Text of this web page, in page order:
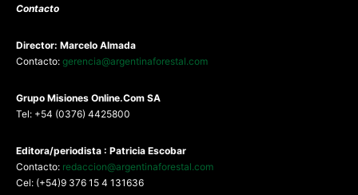
Contacto
Director: Marcelo Almada
Contacto: gerencia@argentinaforestal.com
Grupo Misiones Online.Com SA
Tel: +54 (0376) 4425800
Editora/periodista : Patricia Escobar
Contacto: redaccion@argentinaforestal.com
Cel: (+54)9 376 15 4 131636